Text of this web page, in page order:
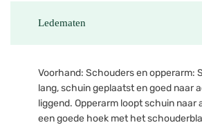
Ledematen
Voorhand: Schouders en opperarm:
lang, schuin geplaatst en goed naar
liggend. Opperarm loopt schuin naar
een goede hoek met het